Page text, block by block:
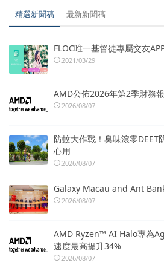
精選新聞稿 最新新聞稿
FLOC唯一基督徒專屬交友
2021/03/29
AMD公佈2026年第2季財務
2026/08/07
防蚊大作戰！臭味滾零
心用
2026/08/07
Galaxy Macau and Ant
2026/08/07
AMD Ryzen™ AI Halo專為
速度最高提升34%
2026/08/07